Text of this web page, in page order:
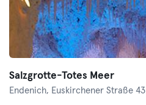
Salzgrotte-Totes Meer
Endenich, Euskirchener Straße 43